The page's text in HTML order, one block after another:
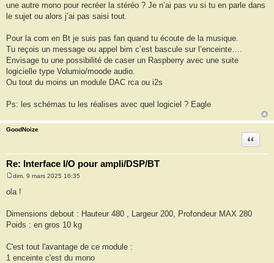
une autre mono pour recréer la stéréo ? Je n’ai pas vu si tu en parle dans
le sujet ou alors j’ai pas saisi tout.
Pour la com en Bt je suis pas fan quand tu écoute de la musique.
Tu reçois un message ou appel bim c’est bascule sur l’enceinte….
Envisage tu une possibilité de caser un Raspberry avec une suite
logicielle type Volumio/moode audio.
Ou tout du moins un module DAC rca ou i2s
Ps: les schémas tu les réalises avec quel logiciel ? Eagle
GoodNoize
Re: Interface I/O pour ampli/DSP/BT
Citation
s
g
e
dim. 9 mars 2025 16:35
ola !
Dimensions debout : Hauteur 480 , Largeur 200, Profondeur MAX 280
Poids : en gros 10 kg
C'est tout l'avantage de ce module :
1 enceinte c'est du mono